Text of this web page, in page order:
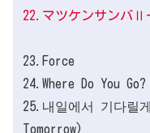
22. マツケンサンバⅡ
23.Force
24.Where Do You Go?
25.내일에서 기다
Tomorrow)